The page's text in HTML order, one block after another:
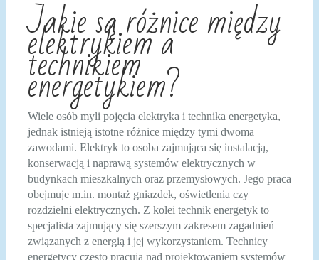
Jakie są różnice między
elektrykiem a
technikiem
energetykiem?
Wiele osób myli pojęcia elektryka i technika energetyka,
jednak istnieją istotne różnice między tymi dwoma
zawodami. Elektryk to osoba zajmująca się instalacją,
konserwacją i naprawą systemów elektrycznych w
budynkach mieszkalnych oraz przemysłowych. Jego praca
obejmuje m.in. montaż gniazdek, oświetlenia czy
rozdzielni elektrycznych. Z kolei technik energetyk to
specjalista zajmujący się szerszym zakresem zagadnień
związanych z energią i jej wykorzystaniem. Technicy
energetycy często pracują nad projektowaniem systemów